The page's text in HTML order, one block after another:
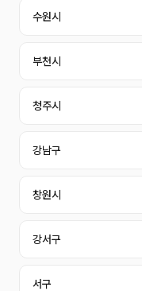
수원시
부천시
청주시
강남구
창원시
강서구
서구